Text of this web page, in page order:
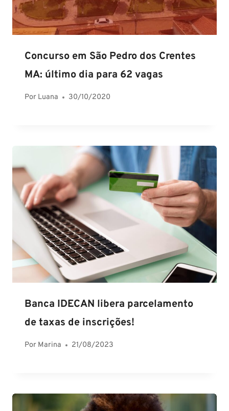
Concurso em São Pedro dos Crentes
MA: último dia para 62 vagas
Por Luana 30/10/2020
Banca IDECAN libera parcelamento
de taxas de inscrições!
Por Marina 21/08/2023